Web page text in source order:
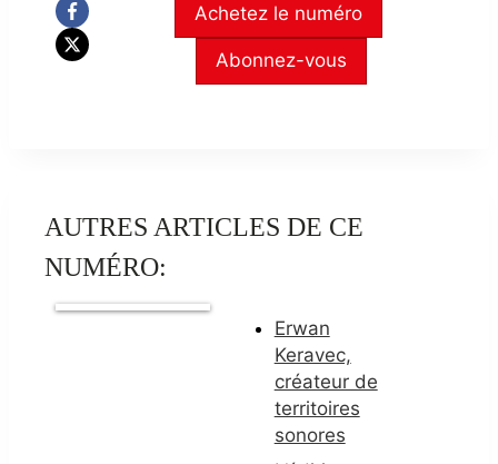
Achetez le numéro
Abonnez-vous
AUTRES ARTICLES DE CE
NUMÉRO:
Erwan
Keravec,
créateur de
territoires
sonores